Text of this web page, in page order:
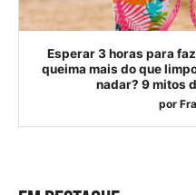
Esperar 3 horas para
queima mais do que
nadar? 9 mitos
por